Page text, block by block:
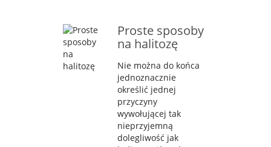
Proste sposoby
na halitozę
Nie można do końca
jednoznacznie
określić jednej
przyczyny
wywołującej tak
nieprzyjemną
dolegliwość jak